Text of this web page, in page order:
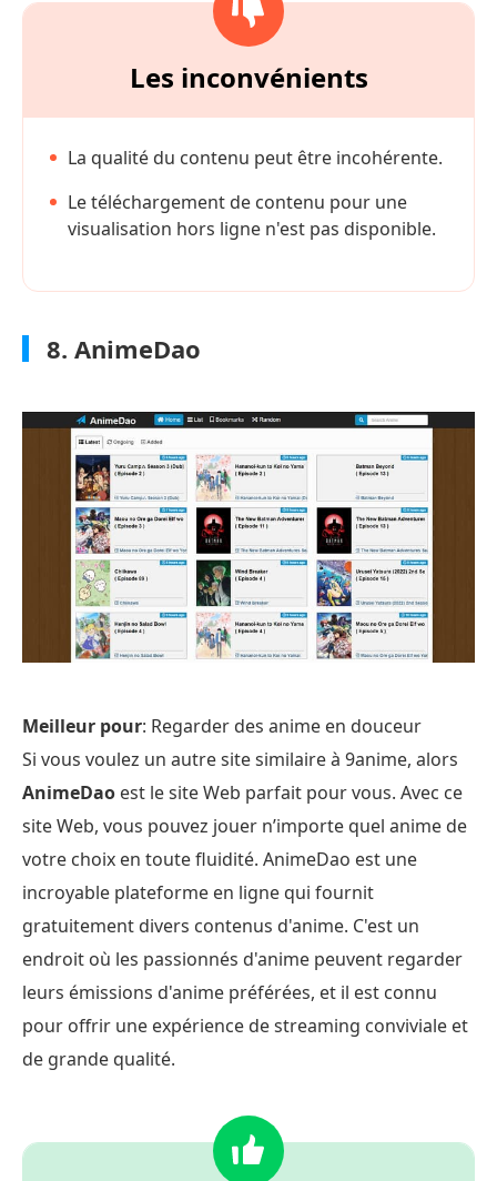
Les inconvénients
La qualité du contenu peut être incohérente.
Le téléchargement de contenu pour une
visualisation hors ligne n'est pas disponible.
8. AnimeDao
Meilleur pour: Regarder des anime en douceur
Si vous voulez un autre site similaire à 9anime, alors
AnimeDao est le site Web parfait pour vous. Avec ce
site Web, vous pouvez jouer n’importe quel anime de
votre choix en toute fluidité. AnimeDao est une
incroyable plateforme en ligne qui fournit
gratuitement divers contenus d'anime. C'est un
endroit où les passionnés d'anime peuvent regarder
leurs émissions d'anime préférées, et il est connu
pour offrir une expérience de streaming conviviale et
de grande qualité.